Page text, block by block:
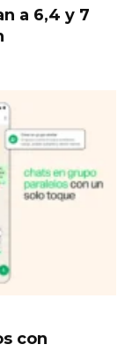
a 6,4 y 7
con